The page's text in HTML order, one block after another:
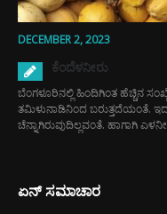
DECEMBER 2, 2023
ಕೆಂದೆಳನೀರು
ಬೆಂಗಳೂರಿನಲ್ಲಿ ಹಿಂದಿಗಿಂತ ಹೆಚ್ಚಿನ
ತಮಿಳುನಾಡಿನಿಂದ ಬರುತ್ತದೆಯಂತೆ.
ಚೆನ್ನಾಗಿರುವುದಿಲ್ಲವಂತೆ. ಹಾಗಾಗಿ
ಏನ್ ಸಮಾಚಾರ